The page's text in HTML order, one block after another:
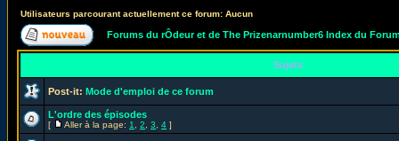
Utilisateurs parcourant actuellement ce forum: Aucun
Forums du rÔdeur et de The Prizenarnumber6 Index du
Sujets
Post-it: Mode d'emploi de ce forum
L'ordre des épisodes
[ Aller à la page: 1 2 3 4 ]